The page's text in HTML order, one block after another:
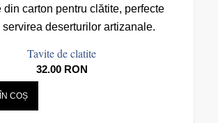
Tavite de clatite
32.00 RON
COȘ